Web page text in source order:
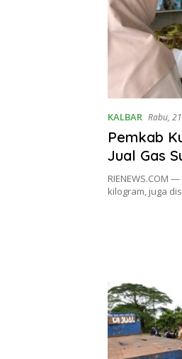
KALBAR Rabu,
Pemkab
Jual Gas
RIENEWS.COM
kilogram, juga